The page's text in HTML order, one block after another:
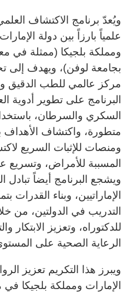
ويُعدّ برنامج الاكتشاف
علمياً بارزاً بين دولة
ومملكة بلجيكا (ممثلة في
بجامعة لوفن)، ويهدف إلى
مركز عالمي للطب الدقيق
البرنامج على تطوير أدوية
السكري والسرطان،
متطورة، واكتشاف الأهداف
ومنصات للإثبات السريع
المسببة للأمراض، وتسريع
ويشجع البرنامج أيضاً تبادل
الإماراتيين، وبناء القدرات
التدريب في الدولتين، من
للدكتوراه، وتعزيز الابتكار
الرعاية الصحية على
ويبرز هذا التكريم تعزيز
الإمارات ومملكة بلجيكا